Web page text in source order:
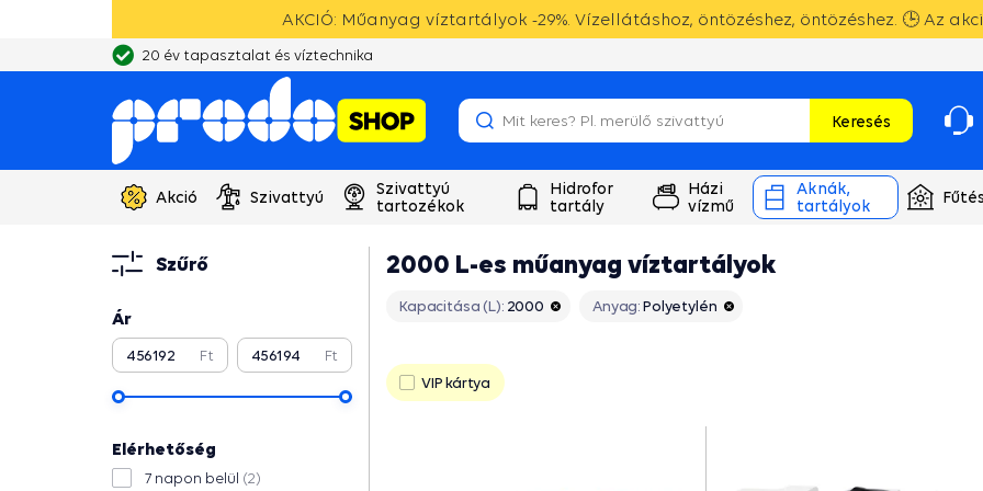
AKCIÓ: Műanyag víztartályok -29%. Vízellátáshoz, öntözéshez, öntözéshez. 🕒 Az
20 év tapasztalat és víztechnika
Keresés
Akció Szivattyú
Szivattyú
tartozékok
Hidrofor
tartály
Házi
vízmű
Aknák,
tartályok
Fűtés
Szűrő
Ár
Ft Ft
Elérhetőség
7 napon belül (2)
2000 L-es műanyag víztartályok
Kapacitása (L): 2000 Anyag:Polyetylén
VIP kártya